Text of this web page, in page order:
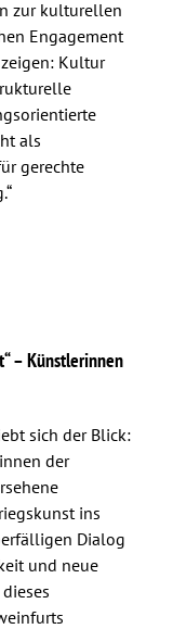
zur kulturellen
Engagement
Kultur
als
gerechte
– Künstlerinnen
sich der Blick:
der
ins
Dialog
und neue